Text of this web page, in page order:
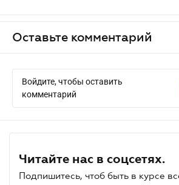
Оставьте комментарий
Войдите, чтобы оставить
комментарий
Читайте нас в соцсетях.
Подпишитесь, чтоб быть в курсе